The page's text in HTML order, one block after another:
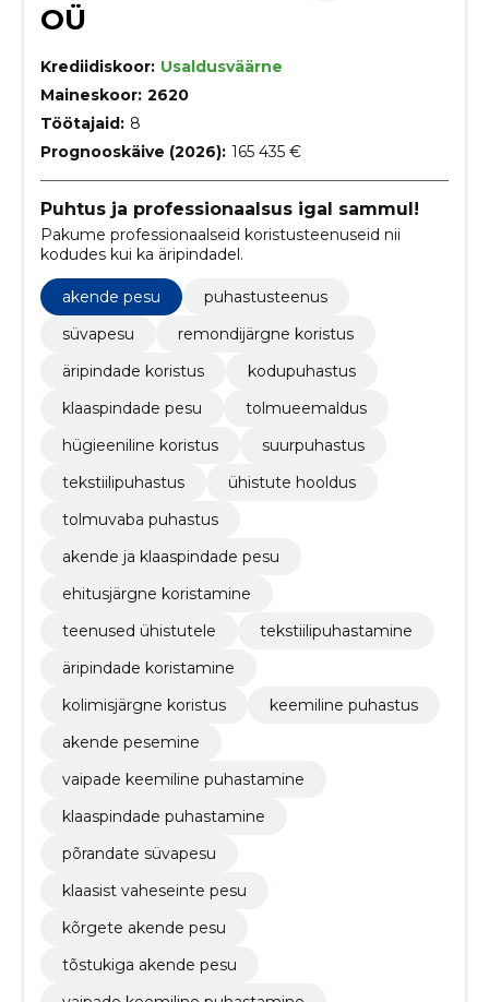
OÜ
Krediidiskoor: Usaldusväärne
Maineskoor: 2620
Töötajaid: 8
Prognooskäive (2026): 165 435 €
Puhtus ja professionaalsus igal sammul!
Pakume professionaalseid koristusteenuseid nii
kodudes kui ka äripindadel.
akende pesu
puhastusteenus
süvapesu
remondijärgne koristus
äripindade koristus
kodupuhastus
klaaspindade pesu
tolmueemaldus
hügieeniline koristus
suurpuhastus
tekstiilipuhastus
ühistute hooldus
tolmuvaba puhastus
akende ja klaaspindade pesu
ehitusjärgne koristamine
teenused ühistutele
tekstiilipuhastamine
äripindade koristamine
kolimisjärgne koristus
keemiline puhastus
akende pesemine
vaipade keemiline puhastamine
klaaspindade puhastamine
põrandate süvapesu
klaasist vaheseinte pesu
kõrgete akende pesu
tõstukiga akende pesu